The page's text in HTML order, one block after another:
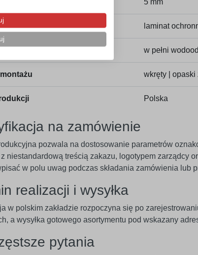
5 mm
powierzchni laminat
w pełni
wkręty | opaski
Polska
na zamówienie
pozwala na dostosowanie parametrów
niestandardową treścią zakazu, logotypem zarządcy
w polu uwag podczas składania zamówienia lub
realizacji i wysyłka
w polskim zakładzie rozpoczyna się po
a wysyłka gotowego asortymentu pod wskazany
pytania